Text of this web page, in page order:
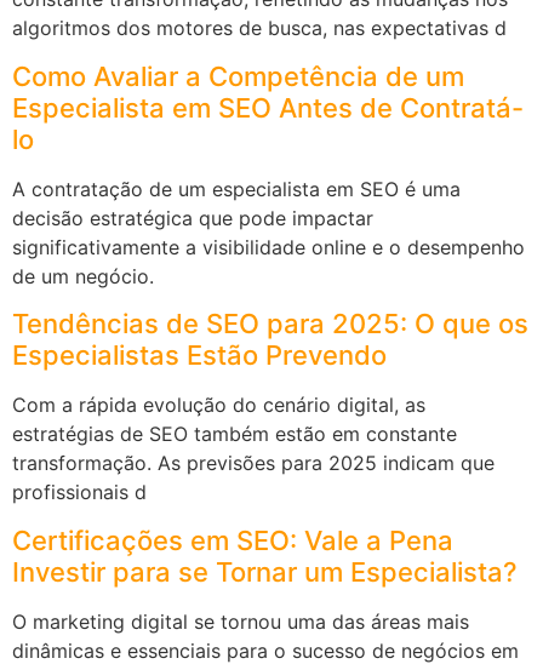
algoritmos dos motores de busca, nas expectativas d
Como Avaliar a Competência de um
Especialista em SEO Antes de Contratá-
lo
A contratação de um especialista em SEO é uma
decisão estratégica que pode impactar
significativamente a visibilidade online e o desempenho
de um negócio.
Tendências de SEO para 2025: O que os
Especialistas Estão Prevendo
Com a rápida evolução do cenário digital, as
estratégias de SEO também estão em constante
transformação. As previsões para 2025 indicam que
profissionais d
Certificações em SEO: Vale a Pena
Investir para se Tornar um Especialista?
O marketing digital se tornou uma das áreas mais
dinâmicas e essenciais para o sucesso de negócios em